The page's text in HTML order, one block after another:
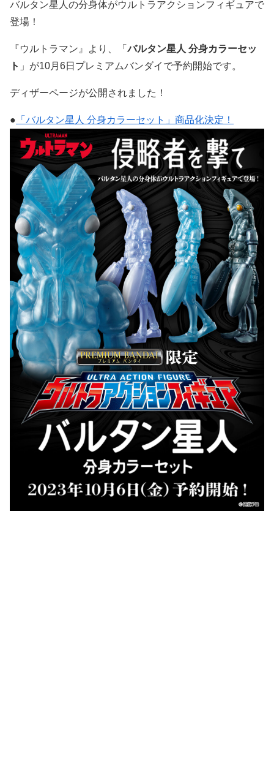
バルタン星人の分身体がウルトラアクションフィギュアで
登場！
『ウルトラマン』より、「バルタン星人 分身カラーセッ
ト 」が10月6日プレミアムバンダイで予約開始です。
ディザーページが公開されました！
● 「バルタン星人 分身カラーセット」商品化決定！